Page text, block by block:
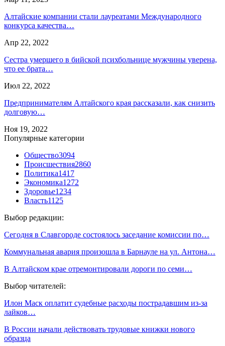
Алтайские компании стали лауреатами Международного
конкурса качества…
Апр 22, 2022
Сестра умершего в бийской психбольнице мужчины уверена,
что ее брата…
Июл 22, 2022
Предпринимателям Алтайского края рассказали, как снизить
долговую…
Ноя 19, 2022
Популярные категории
Общество3094
Происшествия2860
Политика1417
Экономика1272
Здоровье1234
Власть1125
Выбор редакции:
Сегодня в Славгороде состоялось заседание комиссии по…
Коммунальная авария произошла в Барнауле на ул. Антона…
В Алтайском крае отремонтировали дороги по семи…
Выбор читателей:
Илон Маск оплатит судебные расходы пострадавшим из-за
лайков…
В России начали действовать трудовые книжки нового
образца